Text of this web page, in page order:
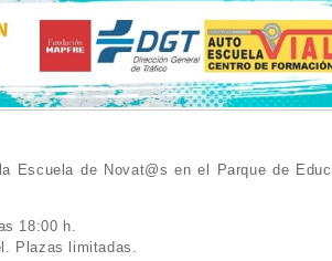
Escuela de Novat@s en el Parque de
18:00 h.
Plazas limitadas.